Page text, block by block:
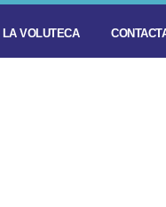
LA VOLUTECA